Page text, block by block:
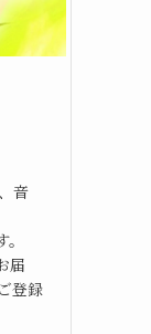
音
届
登録